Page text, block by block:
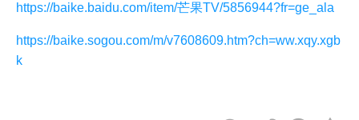
https://baike.baidu.com/item/芒果TV/5856944?fr=ge_ala
https://baike.sogou.com/m/v7608609.htm?ch=ww.xqy.xgb
k